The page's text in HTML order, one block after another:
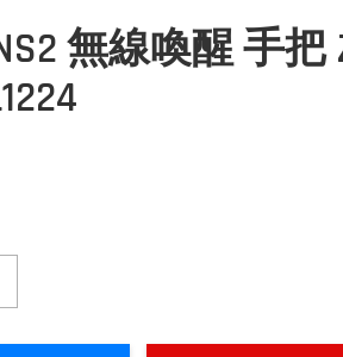
無線喚醒 手把